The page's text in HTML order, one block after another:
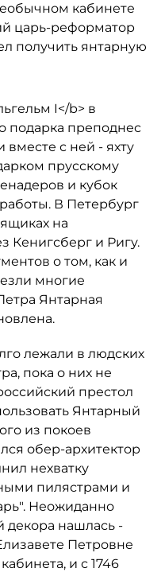
кабинете
царь-реформатор
получить янтарную
I</b> в
подарка преподнес
с ней - яхту
прусскому
и кубок
В Петербург
на
Кенигсберг и Ригу.
о том, как и
многие
Янтарная
лежали в людских
пока о них не
престол
Янтарный
из покоев
обер-архитектор
нехватку
пилястрами и
Неожиданно
декора нашлась -
Петровне
и с 1746